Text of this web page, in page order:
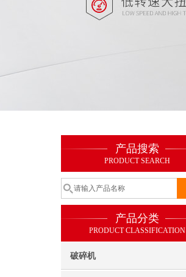
产品搜索
PRODUCT SEARCH
产品分类
PRODUCT CLASSIFICATION
破碎机